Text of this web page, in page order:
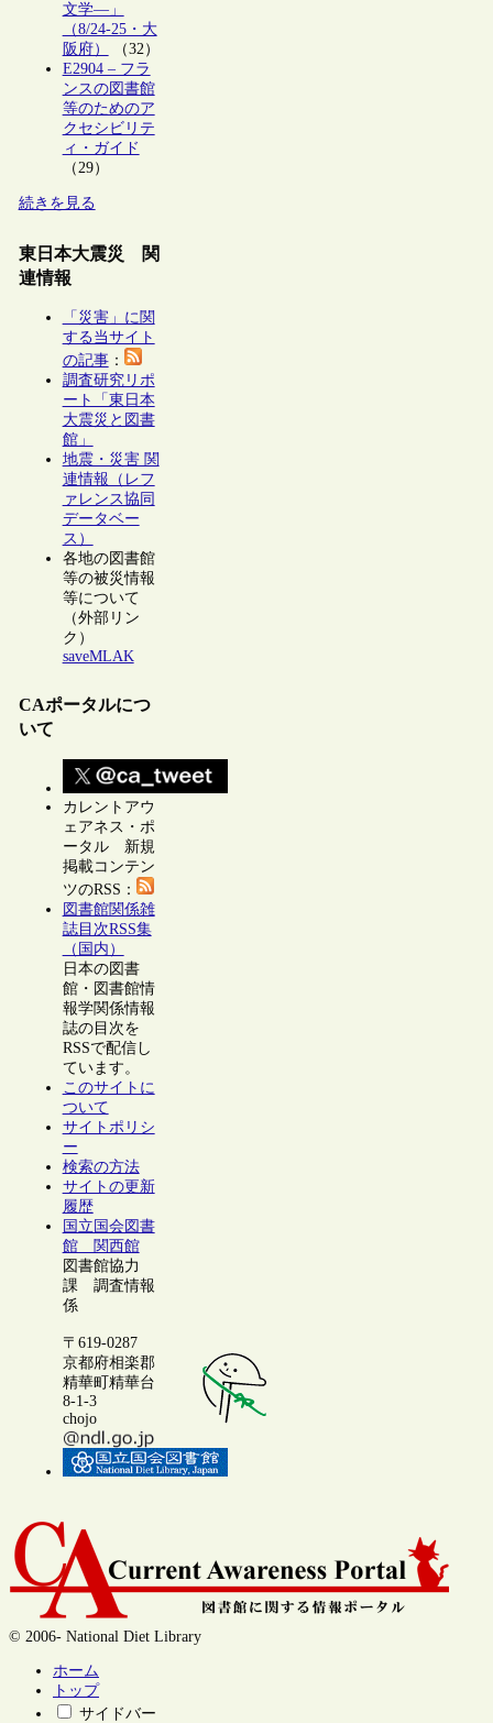
文学―」
（8/24-25・大
阪府）
（32）
E2904 – フラ
ンスの図書館
等のためのア
クセシビリテ
ィ・ガイド
（29）
続きを見る
東日本大震災 関
連情報
「災害」に関
する当サイト
の記事：
調査研究リポ
ート「東日本
大震災と図書
館」
地震・災害 関
連情報（レフ
ァレンス協同
データベー
ス）
各地の図書館
等の被災情報
等について
（外部リン
ク）
saveMLAK
CAポータルにつ
いて
カレントアウ
ェアネス・ポ
ータル 新規
掲載コンテン
ツのRSS：
図書館関係雑
誌目次RSS集
（国内）
日本の図書
館・図書館情
報学関係情報
誌の目次を
RSSで配信し
ています。
このサイトに
ついて
サイトポリシ
ー
検索の方法
サイトの更新
履歴
国立国会図書
館 関西館
図書館協力
課 調査情報
係
〒619-0287
京都府相楽郡
精華町精華台
8-1-3
chojo
© 2006- National Diet Library
ホーム
トップ
サイドバー